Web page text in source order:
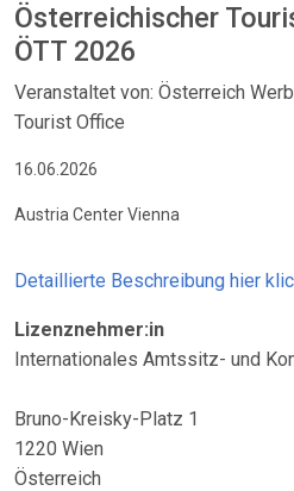
Österreichischer
ÖTT 2026
Veranstaltet von: Österreich
Tourist Office
16.06.2026
Austria Center Vienna
Detaillierte Beschreibung hier
Lizenznehmer:in
Internationales Amtssitz- und
Bruno-Kreisky-Platz 1
1220 Wien
Österreich